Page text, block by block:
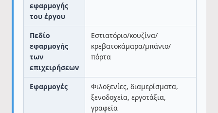
εφαρμογής
του έργου
Πεδίο
εφαρμογής
των
επιχειρήσεων
Εστιατόριο/κουζίνα/
κρεβατοκάμαρα/μπάνιο/
πόρτα
Εφαρμογές
Φιλοξενίες, διαμερίσματα,
ξενοδοχεία, εργοτάξια,
γραφεία